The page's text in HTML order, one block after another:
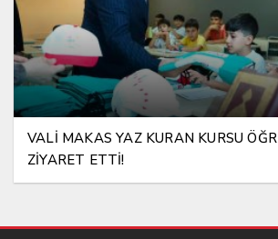
VALİ MAKAS YAZ KURAN KURSU
ZİYARET ETTİ!